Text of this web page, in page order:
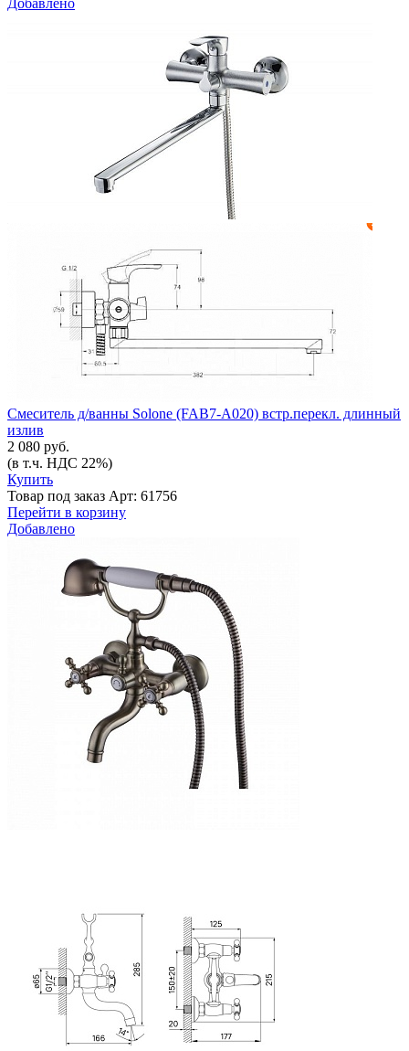
Добавлено
Смеситель д/ванны Solone (FAB7-A020) встр.перекл. длинный
излив
2 080 руб.
(в т.ч. НДС 22%)
Купить
Товар под заказ Арт: 61756
Перейти в корзину
Добавлено